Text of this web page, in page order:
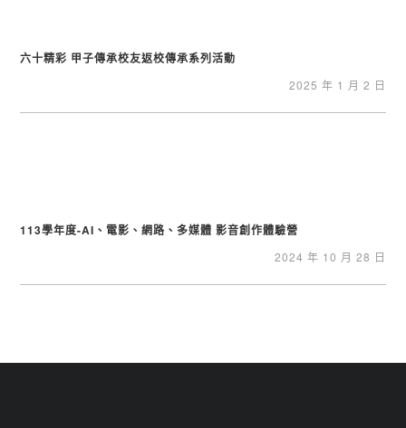
六十精彩 甲子傳承校友返校傳承系列活動
2025 年 1 月 2 日
113學年度-AI、電影、網路、多媒體 影音創作體驗營
2024 年 10 月 28 日